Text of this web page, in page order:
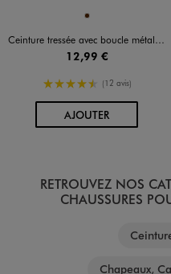
Disponible en 1 coloris
MARRON
Ceinture tressée avec boucle métallique homme
12,99 €
4.5/5 de moyenne
(12 avis)
AJOUTERAU PANIER
RETROUVEZ NOS
CHAUSSURES
Chapeaux,